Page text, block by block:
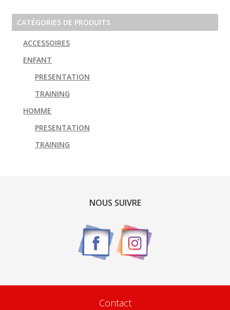
CATÉGORIES DE PRODUITS
ACCESSOIRES
ENFANT
PRESENTATION
TRAINING
HOMME
PRESENTATION
TRAINING
NOUS SUIVRE
Contact